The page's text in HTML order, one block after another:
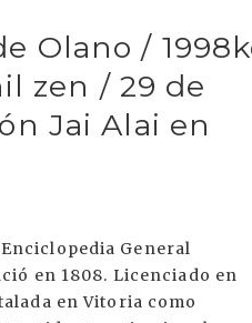
Olano /
zen / 29 de
Jai Alai en
General
en 1808. Licenciado en
en Vitoria como